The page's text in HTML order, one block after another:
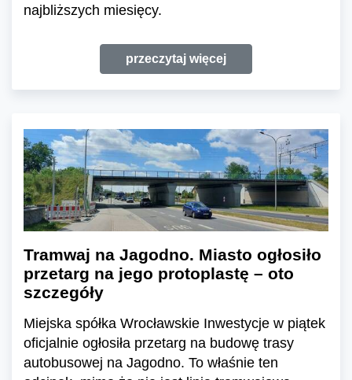
najbliższych miesięcy.
przeczytaj więcej
Tramwaj na Jagodno. Miasto ogłosiło
przetarg na jego protoplastę – oto
szczegóły
Miejska spółka Wrocławskie Inwestycje w piątek
oficjalnie ogłosiła przetarg na budowę trasy
autobusowej na Jagodno. To właśnie ten